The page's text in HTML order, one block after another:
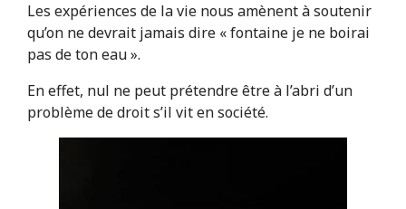
Les expériences de la vie nous amènent à soutenir
qu’on ne devrait jamais dire « fontaine je ne boirai
pas de ton eau ».
En effet, nul ne peut prétendre être à l’abri d’un
problème de droit s’il vit en société.